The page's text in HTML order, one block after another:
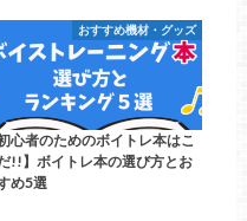
おすすめ機材・グッズ
初心者のためのボイトレ本はこ
!!】ボイトレ本の選び方とお
め5選